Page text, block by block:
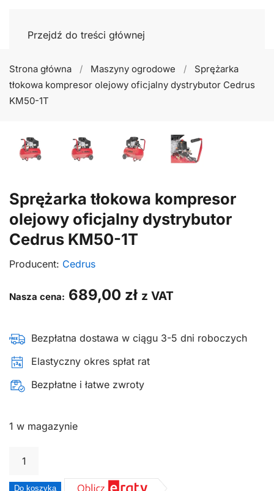
Przejdź do treści głównej
Strona główna Maszyny ogrodowe
Sprężarka
tłokowa kompresor olejowy oficjalny dystrybutor Cedrus
KM50-1T
Sprężarka tłokowa kompresor
olejowy oficjalny dystrybutor
Cedrus KM50-1T
Producent: Cedrus
Nasza cena: 689,00 zł z VAT
Bezpłatna dostawa w ciągu 3-5 dni roboczych
Elastyczny okres spłat rat
Bezpłatne i łatwe zwroty
1 w magazynie
ilość
Do koszyka